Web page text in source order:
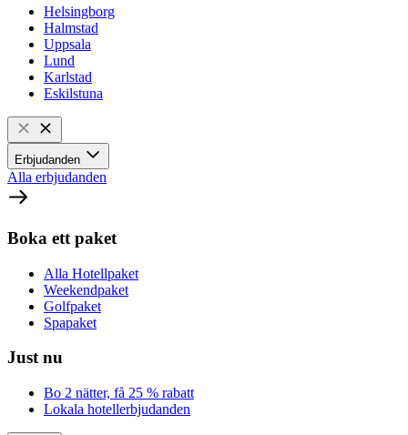
Helsingborg
Halmstad
Uppsala
Lund
Karlstad
Eskilstuna
Erbjudanden
Alla erbjudanden
Boka ett paket
Alla Hotellpaket
Weekendpaket
Golfpaket
Spapaket
Just nu
Bo 2 nätter, få 25 % rabatt
Lokala hotellerbjudanden